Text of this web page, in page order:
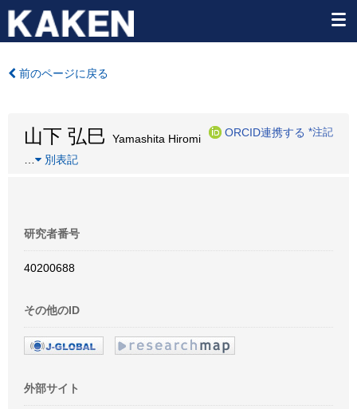
前のページに戻る
山下 弘巳 Yamashita Hiromi
ORCID連携する *注記
別表記
研究者番号
40200688
その他のID
外部サイト